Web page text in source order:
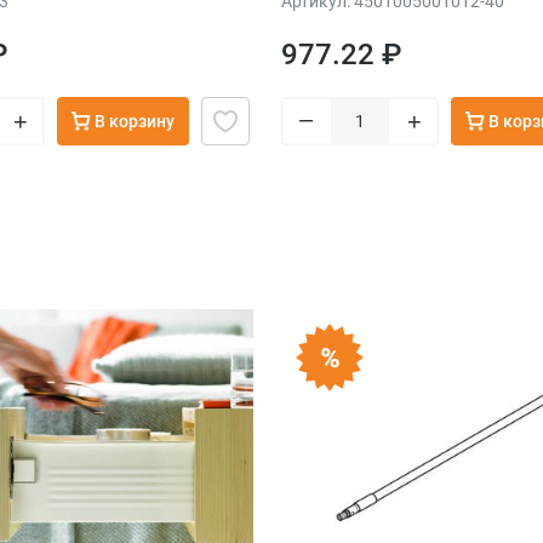
+ В корзину
977.22 ₽
– + В